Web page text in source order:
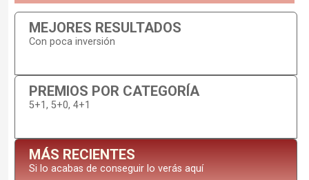
MEJORES RESULTADOS
Con poca inversión
PREMIOS POR CATEGORÍA
5+1, 5+0, 4+1
MÁS RECIENTES
Si lo acabas de conseguir lo verás aquí